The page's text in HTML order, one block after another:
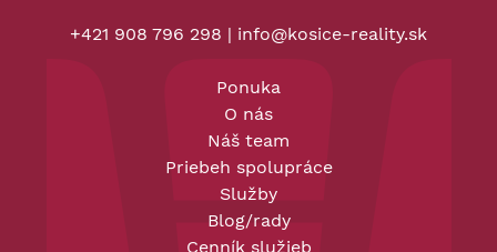
+421 908 796 298 | info@kosice-reality.sk
Ponuka
O nás
Náš team
Priebeh spolupráce
Služby
Blog/rady
Cenník služieb